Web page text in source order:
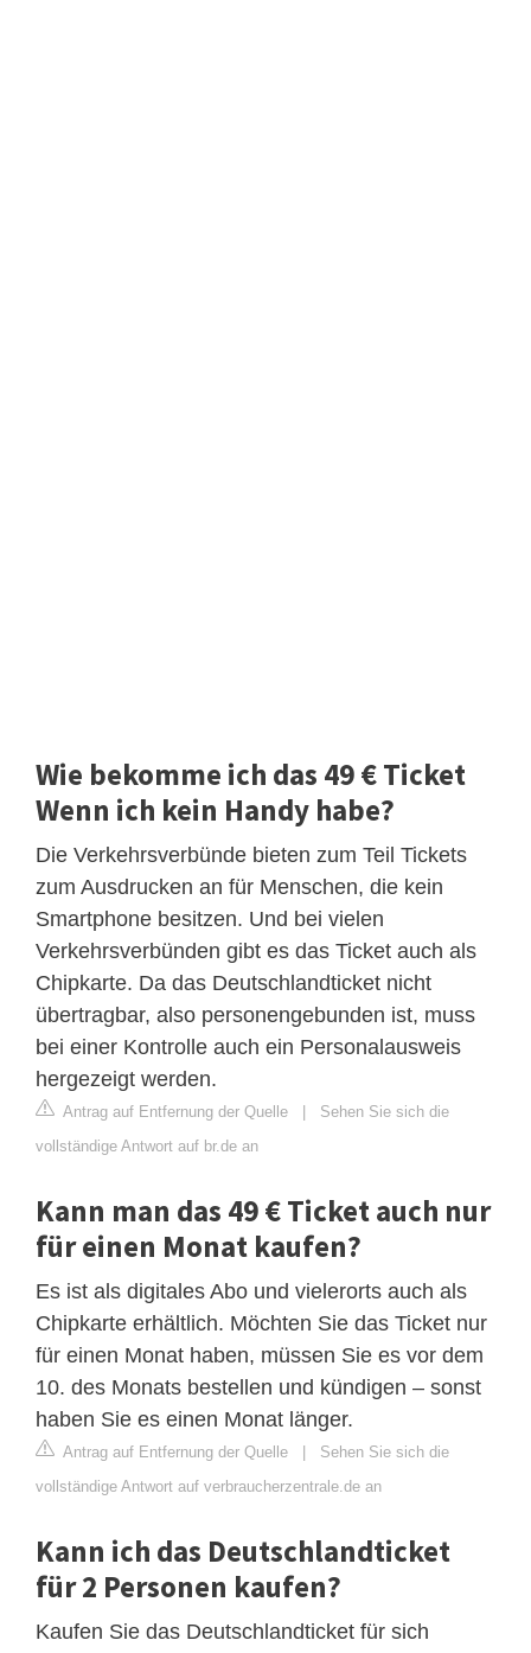
Wie bekomme ich das 49 € Ticket
Wenn ich kein Handy habe?
Die Verkehrsverbünde bieten zum Teil Tickets
zum Ausdrucken an für Menschen, die kein
Smartphone besitzen. Und bei vielen
Verkehrsverbünden gibt es das Ticket auch als
Chipkarte. Da das Deutschlandticket nicht
übertragbar, also personengebunden ist, muss
bei einer Kontrolle auch ein Personalausweis
hergezeigt werden.
Antrag auf Entfernung der Quelle | Sehen Sie sich die
vollständige Antwort auf br.de an
Kann man das 49 € Ticket auch nur
für einen Monat kaufen?
Es ist als digitales Abo und vielerorts auch als
Chipkarte erhältlich. Möchten Sie das Ticket nur
für einen Monat haben, müssen Sie es vor dem
10. des Monats bestellen und kündigen – sonst
haben Sie es einen Monat länger.
Antrag auf Entfernung der Quelle | Sehen Sie sich die
vollständige Antwort auf verbraucherzentrale.de an
Kann ich das Deutschlandticket
für 2 Personen kaufen?
Kaufen Sie das Deutschlandticket für sich